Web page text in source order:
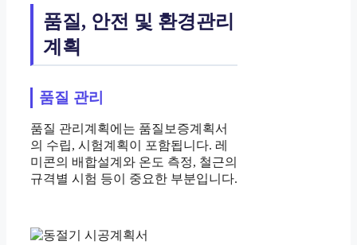
품질, 안전 및 환경관리
계획
품질 관리
품질 관리계획에는 품질보증계획서
의 수립, 시험계획이 포함됩니다. 레
미콘의 배합설계와 온도 측정, 철근의
규격별 시험 등이 중요한 부분입니다.